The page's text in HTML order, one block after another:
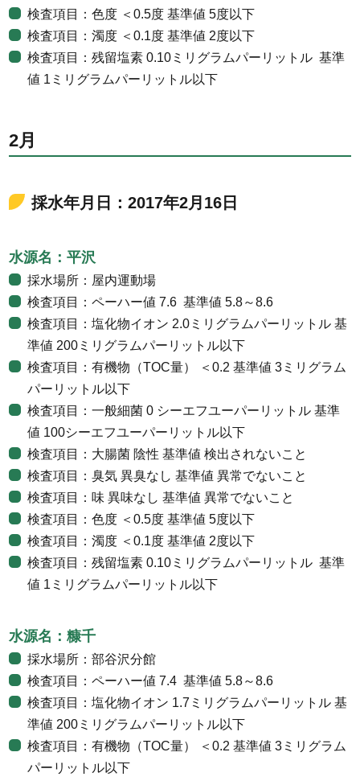
検査項目：色度 ＜0.5度 基準値 5度以下
検査項目：濁度 ＜0.1度 基準値 2度以下
検査項目：残留塩素 0.10ミリグラムパーリットル 基準
値 1ミリグラムパーリットル以下
2月
採水年月日：2017年2月16日
水源名：平沢
採水場所：屋内運動場
検査項目：ペーハー値 7.6 基準値 5.8～8.6
検査項目：塩化物イオン 2.0ミリグラムパーリットル 基
準値 200ミリグラムパーリットル以下
検査項目：有機物（TOC量） ＜0.2 基準値 3ミリグラム
パーリットル以下
検査項目：一般細菌 0 シーエフユーパーリットル 基準
値 100シーエフユーパーリットル以下
検査項目：大腸菌 陰性 基準値 検出されないこと
検査項目：臭気 異臭なし 基準値 異常でないこと
検査項目：味 異味なし 基準値 異常でないこと
検査項目：色度 ＜0.5度 基準値 5度以下
検査項目：濁度 ＜0.1度 基準値 2度以下
検査項目：残留塩素 0.10ミリグラムパーリットル 基準
値 1ミリグラムパーリットル以下
水源名：糠千
採水場所：部谷沢分館
検査項目：ペーハー値 7.4 基準値 5.8～8.6
検査項目：塩化物イオン 1.7ミリグラムパーリットル 基
準値 200ミリグラムパーリットル以下
検査項目：有機物（TOC量） ＜0.2 基準値 3ミリグラム
パーリットル以下